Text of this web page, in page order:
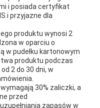
i posiada certyfikat
przyjazne dla
produktu wynosi 2
w oparciu o
w pudełku kartonowym
produktu podczas
2 do 30 dni, w
30% zaliczki, a
przed
zapasów w